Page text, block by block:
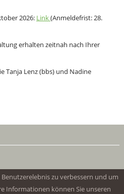
zu verbessern und um
Informationen können Sie unseren
2026: Link(Anmeldefrist: 28.
erhalten zeitnah nach Ihrer
Tanja Lenz (bbs) und Nadine